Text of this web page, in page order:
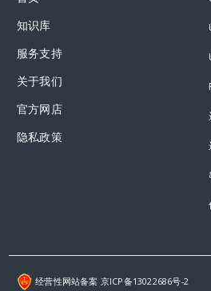
知识库
服务支持
关于我们
官方网店
隐私政策
经营性网站备案 京ICP备13022686号-2